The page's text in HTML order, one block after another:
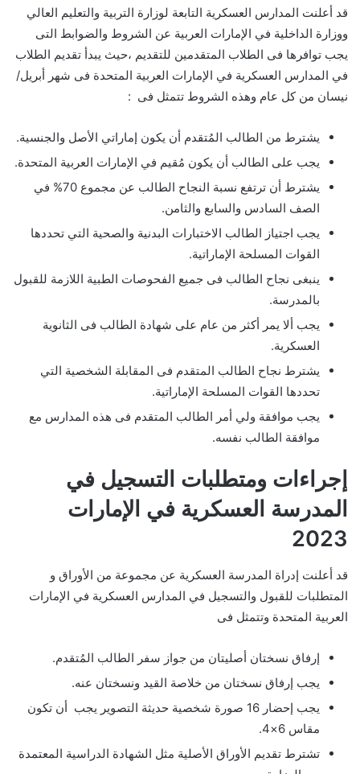
قد أعلنت المدارس العسكرية التابعة لوزارة التربية والتعليم العالي
ووزارة الداخلية في الإمارات العربية عن الشروط والضوابط التى
يجب توافرها فى الطلاب المتقدمين للتقديم ،حيث يبدأ تقديم الطلاب
في المدارس العسكرية في الإمارات العربية المتحدة فى شهر أبريل/
نيسان من كل عام وهذه الشروط تتمثل فى :
يشترط من الطالب المُتقدم أن يكون إماراتي الأصل والجنسية.
يجب على الطالب أن يكون مُقيم في الإمارات العربية المتحدة.
يشترط أن ترتفع نسبة النجاح الطالب عن مجموع 70% في
الصف السادس والسابع والثامن.
يجب اجتياز الطالب الاختبارات البدنية والصحية التي تحددها
القوات المسلحة الإماراتية.
ينبغى نجاح الطالب فى جميع الفحوصات الطبية اللازمة للقبول
بالمدرسة.
يجب ألا يمر أكثر من عام على شهادة الطالب فى الثانوية
العسكرية.
يشترط نجاح الطالب المتقدم فى المقابلة الشخصية التي
تحددها القوات المسلحة الإماراتية.
يجب موافقة ولي أمر الطالب المتقدم فى هذه المدارس مع
موافقة الطالب نفسه.
إجراءات ومتطلبات التسجيل في
المدرسة العسكرية في الإمارات
2023
قد أعلنت إدراة المدرسة العسكرية عن مجموعة من الأوراق و
المتطلبات للقبول والتسجيل في المدارس العسكرية في الإمارات
العربية المتحدة وتتمثل فى
إرفاق نسختان أصليتان من جواز سفر الطالب المُتقدم.
يجب إرفاق نسختان من خلاصة القيد ونسختان عنه.
يجب إحضار 16 صورة شخصية حديثة التصوير يجب أن تكون
مقاس 6×4.
تشترط تقديم الأوراق الأصلية مثل الشهادة الدراسية المعتمدة